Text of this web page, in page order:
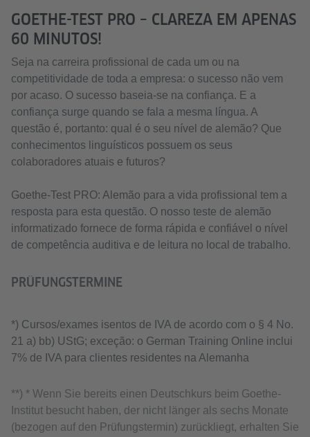
GOETHE-TEST PRO – CLAREZA EM APENAS
60 MINUTOS!
Seja na carreira profissional de cada um ou na
competitividade de toda a empresa: o sucesso não vem
por acaso. O sucesso baseia-se na confiança. E a
confiança surge quando se fala a mesma língua. A
questão é, portanto: qual é o seu nível de alemão? Que
conhecimentos linguísticos possuem os seus
colaboradores atuais e futuros?
Goethe-Test PRO: Alemão para a vida profissional tem a
resposta para esta questão. O nosso teste de alemão
informatizado fornece de forma rápida e confiável o nível
de competência auditiva e de leitura no local de trabalho.
PRÜFUNGSTERMINE
*) Cursos/exames isentos de IVA de acordo com o § 4 No.
21 a) bb) UStG; exceção: o German Training Online inclui
7% de IVA para clientes residentes na Alemanha
**) * Wenn Sie bereits einen Deutschkurs beim Goethe-
Institut besucht haben, der nicht länger als sechs Monate
(bezogen auf den Prüfungstermin) zurückliegt, erhalten Sie